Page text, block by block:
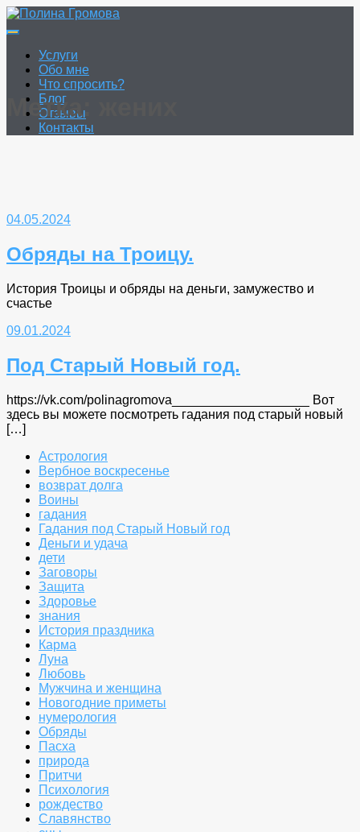
Перейти
к
Услуги
Обо мне
Что спросить?
Блог
Отзывы
Контакты
Метка:
04.05.2024
Обряды на Троицу.
История Троицы и обряды на деньги, замужество и
счастье
09.01.2024
Под Старый Новый год.
https://vk.com/polinagromova___________________ Вот
здесь вы можете посмотреть гадания под старый новый
[…]
Астрология
Вербное воскресенье
возврат долга
Воины
гадания
Гадания под Старый Новый год
Деньги и удача
дети
Заговоры
Защита
Здоровье
знания
История праздника
Карма
Луна
Любовь
Мужчина и женщина
Новогодние приметы
нумерология
Обряды
Пасха
природа
Притчи
Психология
рождество
Славянство